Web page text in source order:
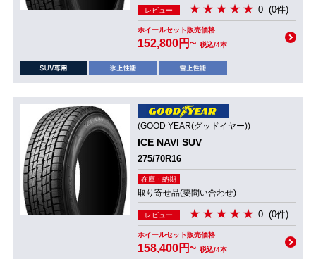
レビュー 0 (0件)
ホイールセット販売価格
152,800円~ 税込/4本
(GOOD YEAR(グッドイヤー))
ICE NAVI SUV
275/70R16
在庫・納期
取り寄せ品(要問い合わせ)
レビュー 0 (0件)
ホイールセット販売価格
158,400円~ 税込/4本